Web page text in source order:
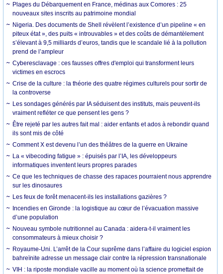
Plages du Débarquement en France, médinas aux Comores : 25
nouveaux sites inscrits au patrimoine mondial
Nigeria. Des documents de Shell révèlent l’existence d’un pipeline « en
piteux état », des puits « introuvables » et des coûts de démantèlement
s’élevant à 9,5 milliards d’euros, tandis que le scandale lié à la pollution
prend de l’ampleur
Cyberesclavage : ces fausses offres d'emploi qui transforment leurs
victimes en escrocs
Crise de la culture : la théorie des quatre régimes culturels pour sortir de
la controverse
Les sondages générés par IA séduisent des instituts, mais peuvent-ils
vraiment refléter ce que pensent les gens ?
Être rejeté par les autres fait mal : aider enfants et ados à rebondir quand
ils sont mis de côté
Comment X est devenu l’un des théâtres de la guerre en Ukraine
La « vibecoding fatigue » : épuisés par l’IA, les développeurs
informatiques inventent leurs propres parades
Ce que les techniques de chasse des rapaces pourraient nous apprendre
sur les dinosaures
Les feux de forêt menacent-ils les installations gazières ?
Incendies en Gironde : la logistique au cœur de l’évacuation massive
d’une population
Nouveau symbole nutritionnel au Canada : aidera-t-il vraiment les
consommateurs à mieux choisir ?
Royaume-Uni. L’arrêt de la Cour suprême dans l’affaire du logiciel espion
bahreïnite adresse un message clair contre la répression transnationale
VIH : la riposte mondiale vacille au moment où la science promettait de